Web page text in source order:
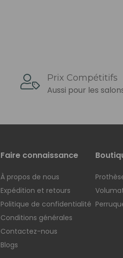
Prix ​​compétitifs
Aussi pour les
Faire connaissance
À propos de nous
Expédition et retours
Politique de confidentialité
Conditions générales
Contactez-nous
Blogs